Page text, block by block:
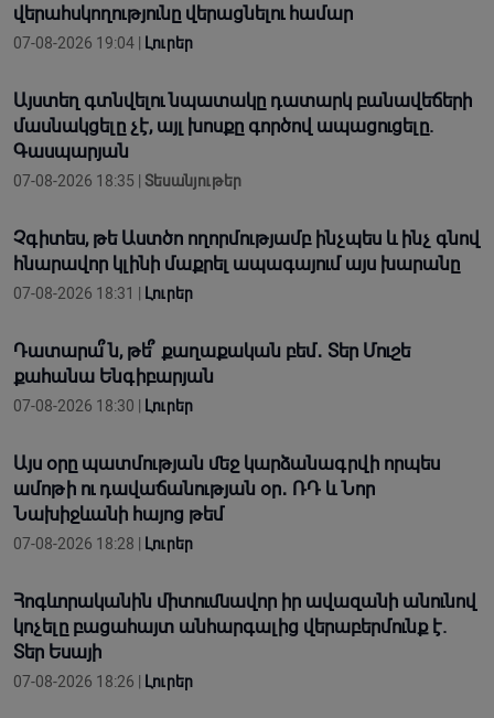
վերահսկողությունը վերացնելու համար
07-08-2026 19:04 | Լուրեր
Այստեղ գտնվելու նպատակը դատարկ բանավեճերի
մասնակցելը չէ, այլ խոսքը գործով ապացուցելը.
Գասպարյան
07-08-2026 18:35 | Տեսանյութեր
Չգիտես, թե Աստծո ողորմությամբ ինչպես և ինչ գնով
հնարավոր կլինի մաքրել ապագայում այս խարանը
07-08-2026 18:31 | Լուրեր
Դատարա՞ն, թե՞ քաղաքական բեմ․ Տեր Մուշե
քահանա Ենգիբարյան
07-08-2026 18:30 | Լուրեր
Այս օրը պատմության մեջ կարձանագրվի որպես
ամոթի ու դավաճանության օր․ ՌԴ և Նոր
Նախիջևանի հայոց թեմ
07-08-2026 18:28 | Լուրեր
Հոգևորականին միտումնավոր իր ավազանի անունով
կոչելը բացահայտ անհարգալից վերաբերմունք է.
Տեր Եսայի
07-08-2026 18:26 | Լուրեր